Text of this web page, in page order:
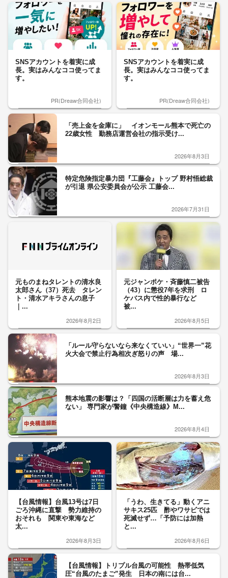
SNSアカウントを着実に成
長。実はみんなココ使ってま
す。
PR(Dreaw合同会社)
SNSアカウントを着実に成
長。実はみんなココ使ってま
す。
PR(Dreaw合同会社)
「売上金を金庫に」 イオンモール熊本で死亡の
22歳女性 勤務店運営会社の指示受け...
2026年8月3日
特定危険指定暴力団『工藤会』トップ 野村悟総裁
が引退 県公安委員会が公示 工藤会...
2026年7月31日
元ものまねタレントの清水良
太郎さん（37）死去 タレン
ト・清水アキラさんの息子
｜...
2026年8月2日
元ジャンポケ・斉藤慎二被告
（43）に懲役7年を求刑 ロ
ケバス内で性的暴行など
被...
2026年8月5日
「ルール守らないなら来なくていい」“世界一”花
火大会で禁止行為相次ぎ怒りの声 場...
2026年8月3日
熊本地震の影響は？「四国の活断層は力を蓄え危
ない」 専門家が警鐘《中央構造線》M...
2026年8月4日
【台風情報】台風13号は7日
ごろ沖縄に直撃 勢力維持の
おそれも 関東や東海など
太...
2026年8月3日
「うわ、生きてる」動くアニ
サキス25匹 酢やワサビでは
死滅せず…「予防には加熱
と...
2026年8月6日
【台風情報】トリプル台風の可能性 熱帯低気
圧“台風のたまご”発生 日本の南には台...